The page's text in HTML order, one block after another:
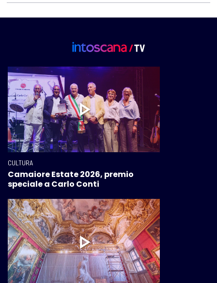
CULTURA
Camaiore Estate 2026, premio
speciale a Carlo Conti